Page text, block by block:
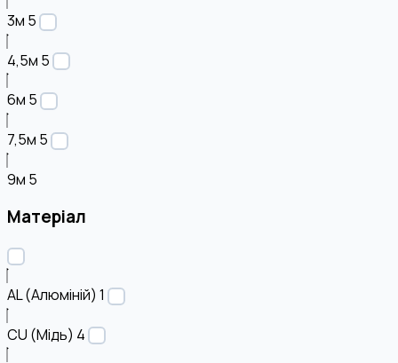
3м 5
4,5м 5
6м 5
7,5м 5
9м 5
Матеріал
AL (Алюміній) 1
CU (Мідь) 4